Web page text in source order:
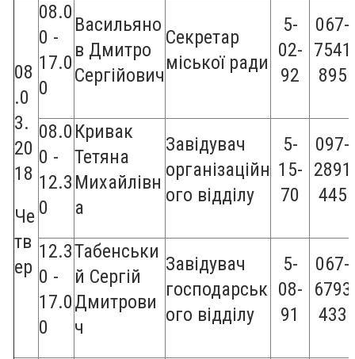
08
.0
3.
20
18
Че
тв
ер
08.0
0 -
17.0
0
Васильяно
в Дмитро
Сергійович
Секретар
міської ради
5-
02-
92
067-
7541
895
08.0
0 -
12.3
0
Кривак
Тетяна
Михайлівн
а
Завідувач
організаційн
ого відділу
5-
15-
70
097-
2891
445
12.3
0 -
17.0
0
Табенськи
й Сергій
Дмитрови
ч
Завідувач
господарськ
ого відділу
5-
08-
91
067-
6793
433